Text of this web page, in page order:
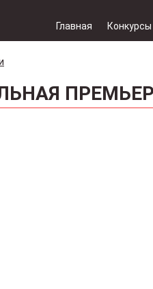
Главная Конкурсы
ПРЕМЬЕРА